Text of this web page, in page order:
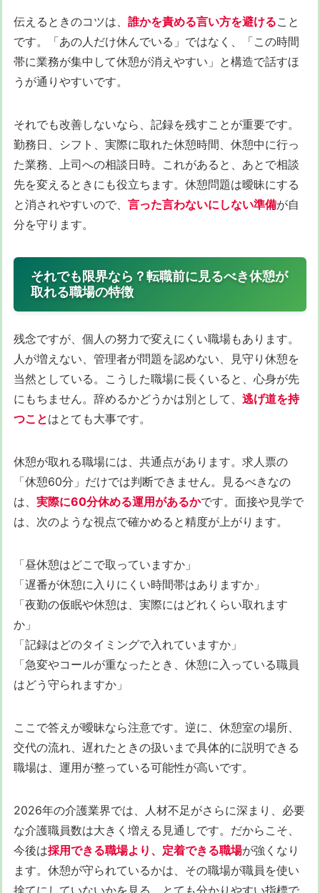
伝えるときのコツは、 誰かを責める言い方を避けること
です。「あの人だけ休んでいる」ではなく、「この時間
帯に業務が集中して休憩が消えやすい」と構造で話すほ
うが通りやすいです。
それでも改善しないなら、記録を残すことが重要です。
勤務日、シフト、実際に取れた休憩時間、休憩中に行っ
た業務、上司への相談日時。これがあると、あとで相談
先を変えるときにも役立ちます。休憩問題は曖昧にする
と消されやすいので、 言った言わないにしない準備が自
分を守ります。
それでも限界なら？転職前に見るべき休憩が
取れる職場の特徴
残念ですが、個人の努力で変えにくい職場もあります。
人が増えない、管理者が問題を認めない、見守り休憩を
当然としている。こうした職場に長くいると、心身が先
にもちません。辞めるかどうかは別として、 逃げ道を持
つことはとても大事です。
休憩が取れる職場には、共通点があります。求人票の
「休憩60分」だけでは判断できません。見るべきなの
は、 実際に60分休める運用があるかです。面接や見学で
は、次のような視点で確かめると精度が上がります。
「昼休憩はどこで取っていますか」
「遅番が休憩に入りにくい時間帯はありますか」
「夜勤の仮眠や休憩は、実際にはどれくらい取れます
か」
「記録はどのタイミングで入れていますか」
「急変やコールが重なったとき、休憩に入っている職員
はどう守られますか」
ここで答えが曖昧なら注意です。逆に、休憩室の場所、
交代の流れ、遅れたときの扱いまで具体的に説明できる
職場は、運用が整っている可能性が高いです。
2026年の介護業界では、人材不足がさらに深まり、必要
な介護職員数は大きく増える見通しです。だからこそ、
今後は採用できる職場より、定着できる職場が強くなり
ます。休憩が守られているかは、その職場が職員を使い
捨てにしていないかを見る、とても分かりやすい指標で